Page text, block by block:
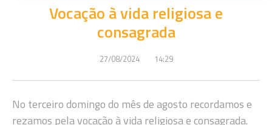
Vocação à vida religiosa e
consagrada
27/08/2024 14:29
No terceiro domingo do mês de agosto recordamos e
rezamos pela vocação à vida religiosa e consagrada.